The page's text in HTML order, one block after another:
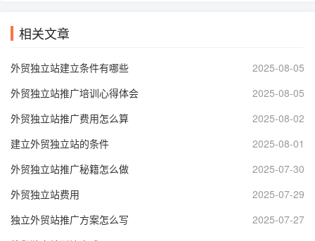
相关文章
外贸独立站建立条件有哪些
2025-08-05
外贸独立站推广培训心得体会
2025-08-05
外贸独立站推广费用怎么算
2025-08-02
建立外贸独立站的条件
2025-08-01
外贸独立站推广秘籍怎么做
2025-07-30
外贸独立站费用
2025-07-29
独立外贸站推广方案怎么写
2025-07-27